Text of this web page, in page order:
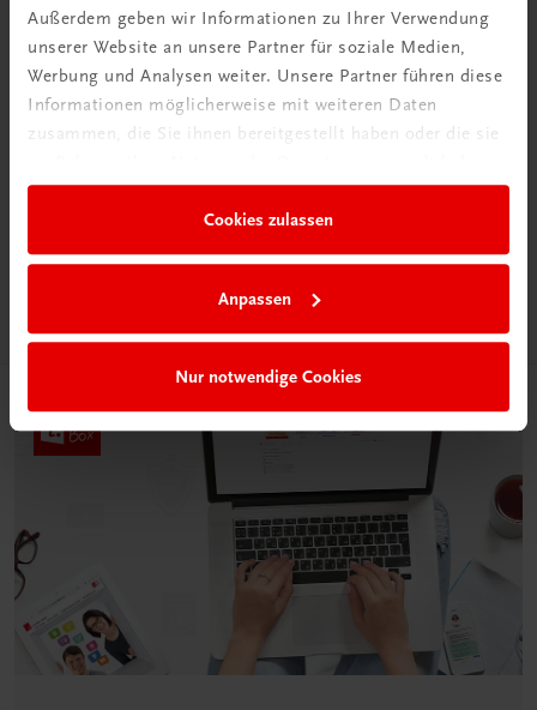
Außerdem geben wir Informationen zu Ihrer Verwendung
unserer Website an unsere Partner für soziale Medien,
Werbung und Analysen weiter. Unsere Partner führen diese
Informationen möglicherweise mit weiteren Daten
zusammen, die Sie ihnen bereitgestellt haben oder die sie
Cookies zulassen
Anpassen
Nur notwendige Cookies
Das „Digitale
Klassenzimmer“